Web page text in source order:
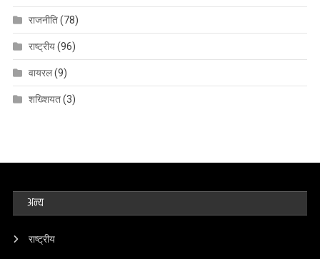
राजनीति(78)
राष्ट्रीय(96)
वायरल(9)
शख्शियत(3)
अन्य
राष्ट्रीय